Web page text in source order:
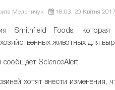
Мельничук 18:03, 20 Квітня 2017
Smithfield Foods, которая
животных для
ScienceAlert.
хотят внести изменения,